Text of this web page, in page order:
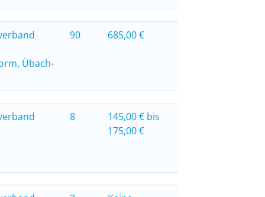
Übach-
90 685,00 €
8
145,00 € bis
175,00 €